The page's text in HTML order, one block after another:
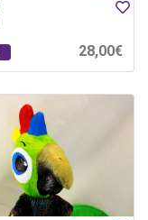
28,00€